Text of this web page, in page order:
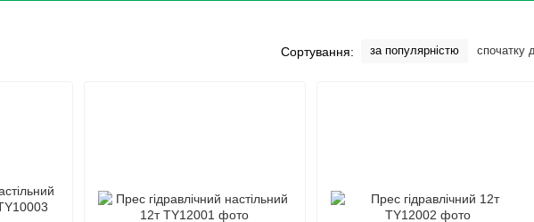
Сортування: за популярністю спочатку